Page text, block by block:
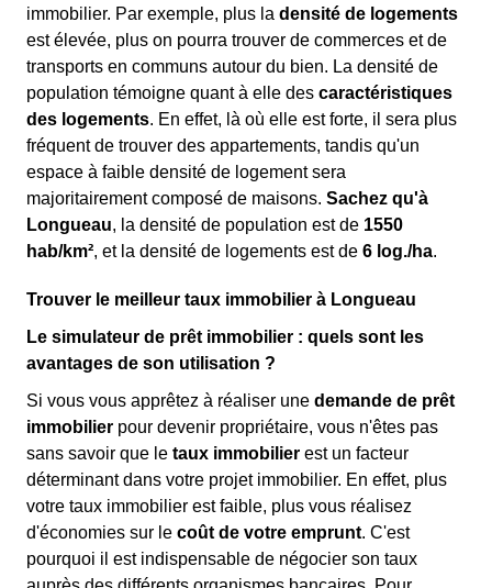
immobilier. Par exemple, plus la densité de logements
est élevée, plus on pourra trouver de commerces et de
transports en communs autour du bien. La densité de
population témoigne quant à elle des caractéristiques
des logements. En effet, là où elle est forte, il sera plus
fréquent de trouver des appartements, tandis qu'un
espace à faible densité de logement sera
majoritairement composé de maisons. Sachez qu'à
Longueau, la densité de population est de 1550
hab/km², et la densité de logements est de 6 log./ha.
Trouver le meilleur taux immobilier à Longueau
Le simulateur de prêt immobilier : quels sont les
avantages de son utilisation ?
Si vous vous apprêtez à réaliser une demande de prêt
immobilier pour devenir propriétaire, vous n'êtes pas
sans savoir que le taux immobilier est un facteur
déterminant dans votre projet immobilier. En effet, plus
votre taux immobilier est faible, plus vous réalisez
d'économies sur le coût de votre emprunt. C'est
pourquoi il est indispensable de négocier son taux